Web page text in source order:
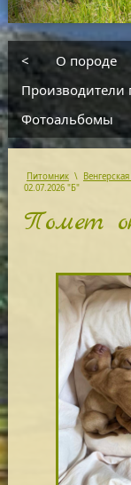
< О породе
Производители
Фотоальбомы
Питомник \
02.07.2026 "Б"
Помет